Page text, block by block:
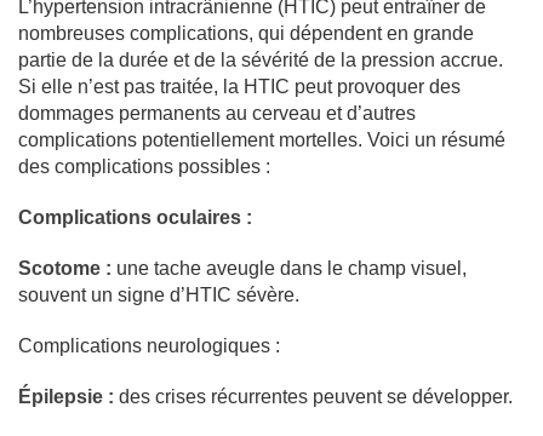
L’hypertension intracrânienne (HTIC) peut entraîner de
nombreuses complications, qui dépendent en grande
partie de la durée et de la sévérité de la pression accrue.
Si elle n’est pas traitée, la HTIC peut provoquer des
dommages permanents au cerveau et d’autres
complications potentiellement mortelles. Voici un résumé
des complications possibles :
Complications oculaires :
Scotome : une tache aveugle dans le champ visuel,
souvent un signe d’HTIC sévère.
Complications neurologiques :
Épilepsie : des crises récurrentes peuvent se développer.